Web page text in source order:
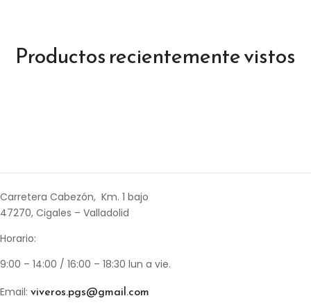
Productos recientemente vistos
Carretera Cabezón, Km. 1 bajo
47270, Cigales – Valladolid
Horario:
9:00 – 14:00 / 16:00 – 18:30 lun a vie.
Email: viveros.pgs@gmail.com